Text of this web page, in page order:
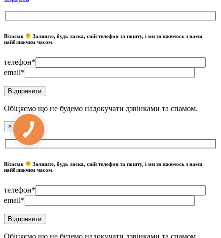
Вітаємо
Залиште, будь ласка, свій телефон та пошту, і ми зв'яжемось з вами
найближчим часом.
телефон*
email*
Обіцяємо що не будемо надокучати дзвінками та спамом.
×
Вітаємо
Залиште, будь ласка, свій телефон та пошту, і ми зв'яжемось з вами
найближчим часом.
телефон*
email*
Обіцяємо що не будемо надокучати дзвінками та спамом.
КНОПКА
ЗВ'ЯЗКУ